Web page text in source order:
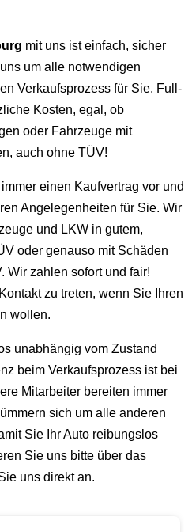
mit uns ist einfach, sicher
um alle notwendigen
Verkaufsprozess für Sie. Full-
Kosten, egal, ob
oder Fahrzeuge mit
auch ohne TÜV!
einen Kaufvertrag vor und
Angelegenheiten für Sie. Wir
und LKW in gutem,
oder genauso mit Schäden
Wir zahlen sofort und fair!
zu treten, wenn Sie Ihren
wollen.
unabhängig vom Zustand
beim Verkaufsprozess ist bei
Mitarbeiter bereiten immer
sich um alle anderen
Sie Ihr Auto reibungslos
Sie uns bitte über das
uns direkt an.